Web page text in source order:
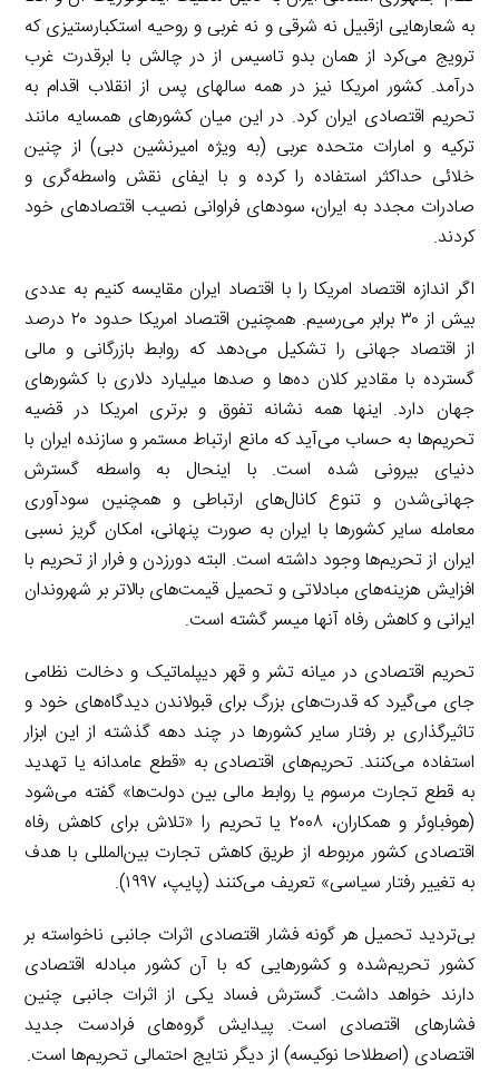
به شعارهایی ازقبیل نه شرقی و نه غربی و روحیه استکبارستیزی که
ترویج می‌کرد از همان بدو تاسیس از در چالش با ابرقدرت غرب
درآمد. کشور امریکا نیز در همه سالهای پس از انقلاب اقدام به
تحریم اقتصادی ایران کرد. در این میان کشورهای همسایه مانند
ترکیه و امارات متحده عربی (به ویژه امیرنشین دبی) از چنین
خلائی حداکثر استفاده را کرده و با ایفای نقش واسطه‌گری و
صادرات مجدد به ایران، سودهای فراوانی نصیب اقتصادهای خود
کردند.
اگر اندازه اقتصاد امریکا را با اقتصاد ایران مقایسه کنیم به عددی
بیش از ۳۰ برابر می‌رسیم. همچنین اقتصاد امریکا حدود ۲۰ درصد
از اقتصاد جهانی را تشکیل می‌دهد که روابط بازرگانی و مالی
گسترده با مقادیر کلان ده‌ها و صدها میلیارد دلاری با کشورهای
جهان دارد. اینها همه نشانه تفوق و برتری امریکا در قضیه
تحریم‌ها به حساب می‌آید که مانع ارتباط مستمر و سازنده ایران با
دنیای بیرونی شده است. با اینحال به واسطه گسترش
جهانی‌شدن و تنوع کانال‌های ارتباطی و همچنین سودآوری
معامله سایر کشورها با ایران به صورت پنهانی، امکان گریز نسبی
ایران از تحریم‌ها وجود داشته است. البته دورزدن و فرار از تحریم با
افزایش هزینه‌های مبادلاتی و تحمیل قیمت‌های بالاتر بر شهروندان
ایرانی و کاهش رفاه آنها میسر گشته است.
تحریم‌ اقتصادی در میانه تشر و قهر دیپلماتیک و دخالت نظامی
جای می‌گیرد که قدرت‌های بزرگ برای قبولاندن دیدگاه‌های خود و
تاثیرگذاری بر رفتار سایر کشورها در چند دهه گذشته از این ابزار
استفاده می‌کنند. تحریم‌های اقتصادی به «قطع عامدانه یا تهدید
به قطع تجارت مرسوم یا روابط مالی بین دولت‌ها» گفته می‌شود
(هوفباوئر و همکاران، ۲۰۰۸ یا تحریم را «تلاش برای کاهش رفاه
اقتصادی کشور مربوطه از طریق کاهش تجارت بین‌المللی با هدف
به تغییر رفتار سیاسی» تعریف می‌کنند (پایپ، ۱۹۹۷).
بی‌تردید تحمیل هر گونه فشار اقتصادی اثرات جانبی ناخواسته بر
کشور تحریم‌شده و کشورهایی که با آن کشور مبادله اقتصادی
دارند خواهد داشت. گسترش فساد یکی از اثرات جانبی چنین
فشارهای اقتصادی است. پیدایش گروه‌های فرادست جدید
اقتصادی (اصطلاحا نوکیسه) از دیگر نتایج احتمالی تحریم‌ها است.